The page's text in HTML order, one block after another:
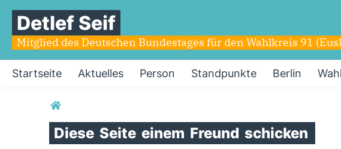
Detlef Seif
Mitglied des Deutschen Bundestages für den Wahlkreis 91
Startseite Aktuelles Person Standpunkte Berlin
Sie sind hier
Diese Seite einem Freund schicken